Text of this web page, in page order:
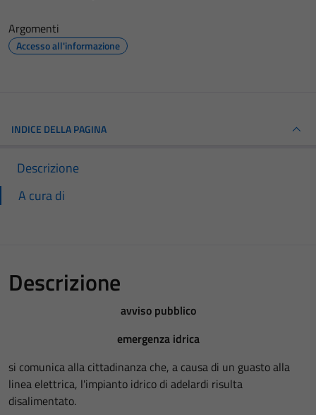
Argomenti
Accesso all'informazione
INDICE DELLA PAGINA
Descrizione
A cura di
Descrizione
avviso pubblico
emergenza idrica
si comunica alla cittadinanza che, a causa di un guasto alla
linea elettrica, l'impianto idrico di adelardi risulta
disalimentato.